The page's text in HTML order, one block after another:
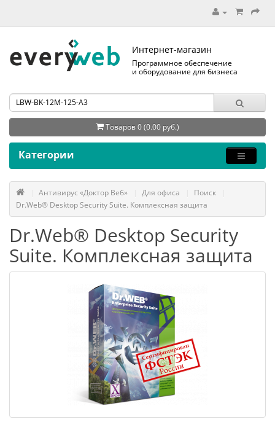
Интернет-магазин
Программное обеспечение
и оборудование для бизнеса
Товаров 0 (0.00 руб.)
Категории
Антивирус «Доктор Веб» Для офиса
Поиск
Dr.Web® Desktop Security Suite. Комплексная защита
Dr.Web® Desktop Security
Suite. Комплексная защита